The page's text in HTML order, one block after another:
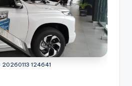
20260113 124641